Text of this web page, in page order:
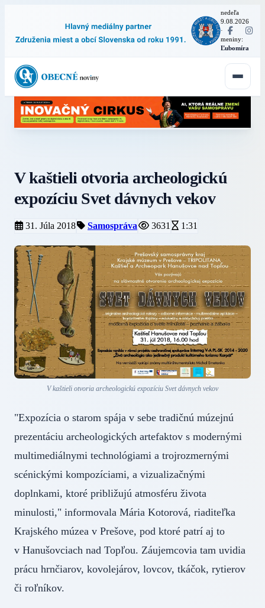
nedeľa
9.08.2026
·
meniny:
Ľubomíra
V kaštieli otvoria archeologickú
expozíciu Svet dávnych vekov
31. Júla 2018 Samospráva 3631 1:31
V kaštieli otvoria archeologickú expozíciu Svet dávnych vekov
"Expozícia o starom spája v sebe tradičnú múzejnú
prezentáciu archeologických artefaktov s modernými
multimediálnymi technológiami a trojrozmernými
scénickými kompozíciami, a vizualizačnými
doplnkami, ktoré približujú atmosféru života
minulosti," informovala Mária Kotorová, riaditeľka
Krajského múzea v Prešove, pod ktoré patrí aj to
v Hanušovciach nad Topľou. Záujemcovia tam uvidia
prácu hrnčiarov, kovolejárov, lovcov, tkáčok, rytierov
či roľníkov.